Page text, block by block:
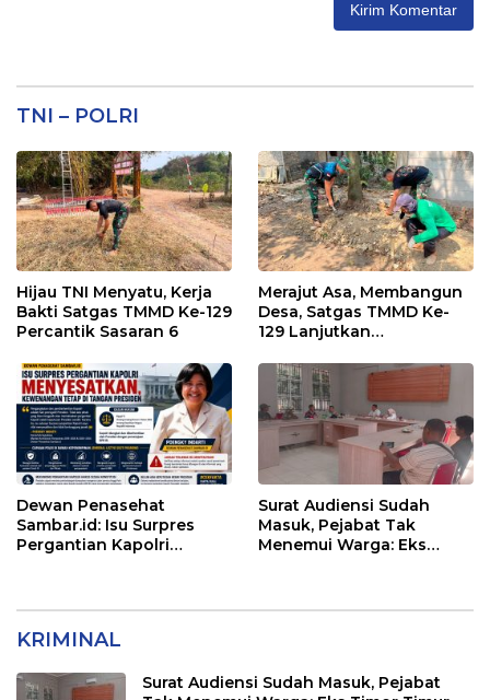
TNI – POLRI
Hijau TNI Menyatu, Kerja
Bakti Satgas TMMD Ke-129
Percantik Sasaran 6
Merajut Asa, Membangun
Desa, Satgas TMMD Ke-
129 Lanjutkan
Dewan Penasehat
Sambar.id: Isu Surpres
Pergantian Kapolri
Surat Audiensi Sudah
Masuk, Pejabat Tak
Menemui Warga: Eks
KRIMINAL
Surat Audiensi Sudah Masuk, Pejabat